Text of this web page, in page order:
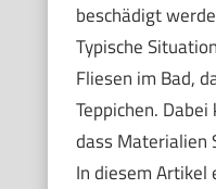
beschädigt
Typische
Fliesen im Bad,
Teppichen.
dass Materialien
In diesem